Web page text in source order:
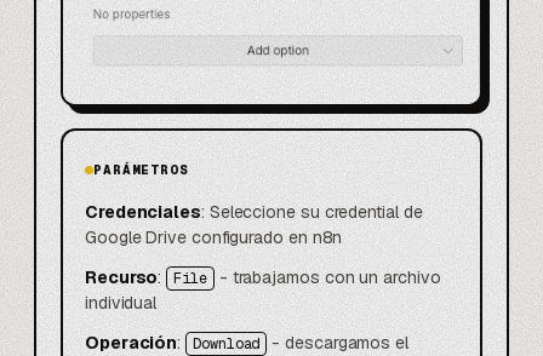
PARÁMETROS
Credenciales: Seleccione su credential de
Google Drive configurado en n8n
Recurso: File - trabajamos con un archivo
individual
Operación: Download - descargamos el